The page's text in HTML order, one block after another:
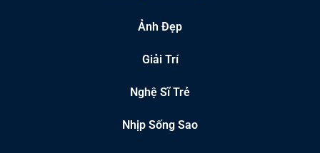
Ảnh Đẹp
Giải Trí
Nghệ Sĩ Trẻ
Nhịp Sống Sao